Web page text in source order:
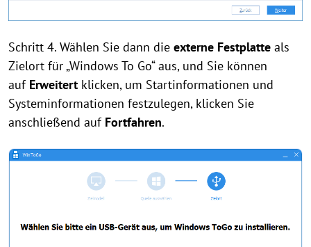
Schritt 4. Wählen Sie dann die externe Festplatte als
Zielort für „Windows To Go“ aus, und Sie können
auf Erweitert klicken, um Startinformationen und
Systeminformationen festzulegen, klicken Sie
anschließend auf Fortfahren.